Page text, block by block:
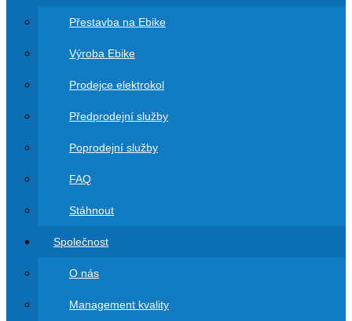
Přestavba na Ebike
Výroba Ebike
Prodejce elektrokol
Předprodejní služby
Poprodejní služby
FAQ
Stáhnout
Společnost
O nás
Management kvality